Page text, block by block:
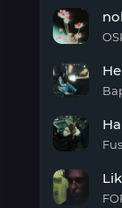
(make
me
знаю
страха
все
100